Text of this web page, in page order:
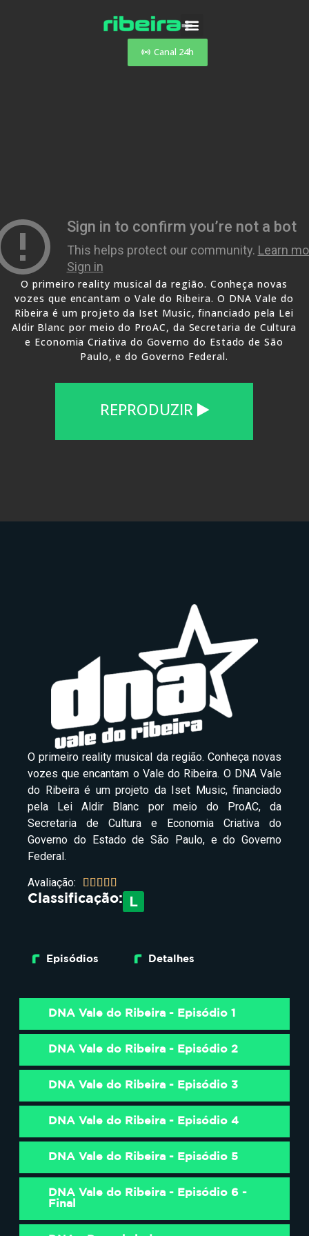
Canal 24h
REPRODUZIR
O primeiro reality musical da região. Conheça novas
vozes que encantam o Vale do Ribeira. O DNA Vale do
Ribeira é um projeto da Iset Music, financiado pela Lei
Aldir Blanc por meio do ProAC, da Secretaria de Cultura
e Economia Criativa do Governo do Estado de São
Paulo, e do Governo Federal.
O primeiro reality musical da região. Conheça novas
vozes que encantam o Vale do Ribeira. O DNA Vale
do Ribeira é um projeto da Iset Music, financiado
pela Lei Aldir Blanc por meio do ProAC, da
Secretaria de Cultura e Economia Criativa do
Governo do Estado de São Paulo, e do Governo
Federal.
Avaliação:     
Classificação:
Episódios Detalhes
DNA Vale do Ribeira - Episódio 1
DNA Vale do Ribeira - Episódio 2
DNA Vale do Ribeira - Episódio 3
DNA Vale do Ribeira - Episódio 4
DNA Vale do Ribeira - Episódio 5
DNA Vale do Ribeira - Episódio 6 -
Final